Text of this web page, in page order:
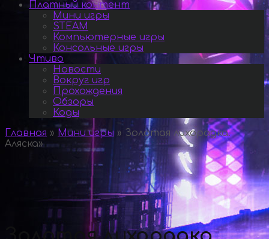
Платный контент
Мини игры
STEAM
Компьютерные игры
Консольные игры
Чтиво
Новости
Вокруг игр
Прохождения
Обзоры
Коды
Главная » Мини игры » Золотая лихорадка.
Аляска»